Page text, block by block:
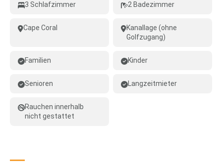
3 Schlafzimmer 2 Badezimmer
Cape Coral
Kanallage (ohne
Golfzugang)
Familien Kinder
Senioren Langzeitmieter
Rauchen innerhalb
nicht gestattet